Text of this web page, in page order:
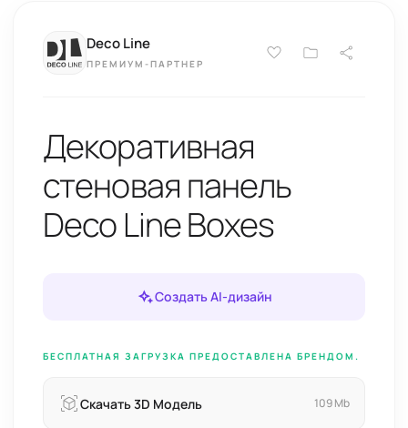
Deco Line
ПРЕМИУМ-ПАРТНЕР
Декоративная
стеновая панель
Deco Line Boxes
Создать AI-дизайн
БЕСПЛАТНАЯ ЗАГРУЗКА ПРЕДОСТАВЛЕНА БРЕНДОМ.
Скачать 3D Модель 109 Mb